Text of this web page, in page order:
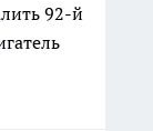
92-й